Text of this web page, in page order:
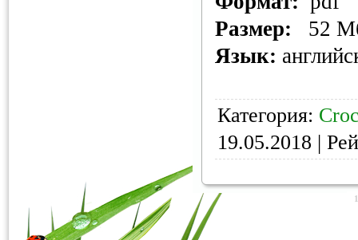
Размер: 52
Язык:
Категория:
19.05.2018 |